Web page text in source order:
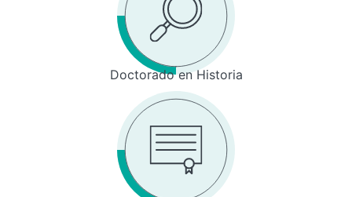
Doctorado en Historia